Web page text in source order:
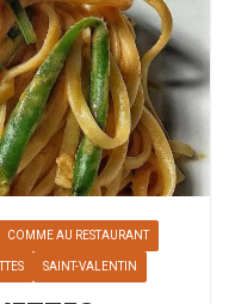
COMME AU RESTAURANT
SAINT-VALENTIN